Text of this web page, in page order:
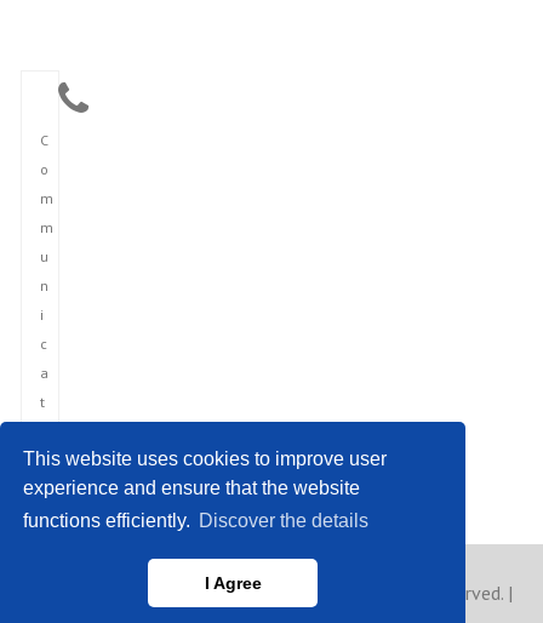
This website uses cookies to improve user
experience and ensure that the website
functions efficiently. Discover the details
I Agree
C
o
m
m
u
n
i
c
a
t
o
n
Copyright © 2023 France News Agency. All rights reserved. |